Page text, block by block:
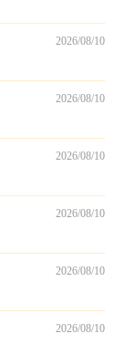
2026/08/10
2026/08/10
2026/08/10
2026/08/10
2026/08/10
2026/08/10